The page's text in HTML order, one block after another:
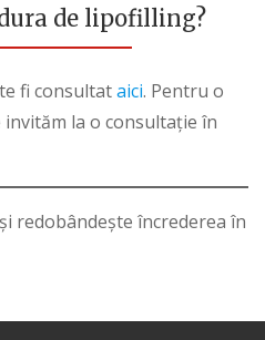
de lipofilling?
fi consultataici. Pentru o
la o consultație în
redobândește încrederea în